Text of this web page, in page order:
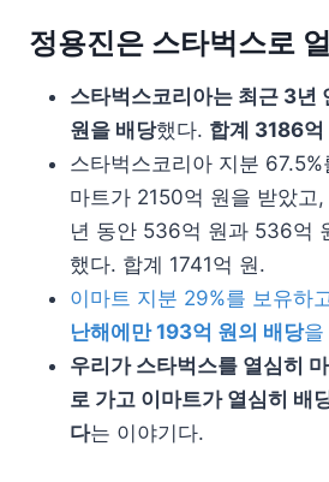
정용진은 스타벅스로
스타벅스코리아는 최근 3년
원을 배당했다. 합계 3186억
스타벅스코리아 지분
마트가 2150억 원을 받았고
년 동안 536억 원과 536억
했다. 합계 1741억 원.
이마트 지분 29%를 보유하
난해에만 193억 원의 배당을
우리가 스타벅스를 열심히
로 가고 이마트가 열심히 배
다는 이야기다.